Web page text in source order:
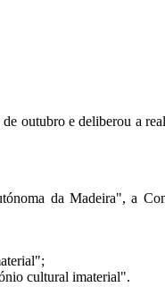
outubro e deliberou a
da Madeira", a
cultural imaterial".